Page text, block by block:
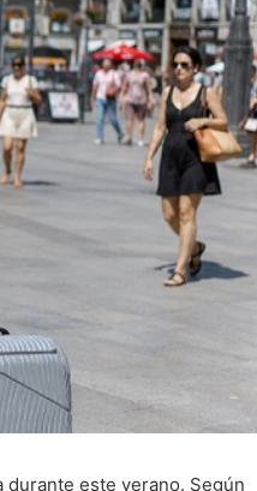
este verano. Según